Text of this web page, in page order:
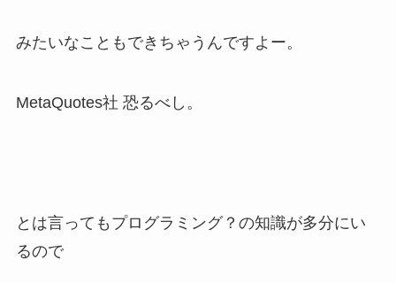
みたいなこともできちゃうんですよー。
MetaQuotes社 恐るべし。
とは言ってもプログラミング？の知識が多分にい
るので